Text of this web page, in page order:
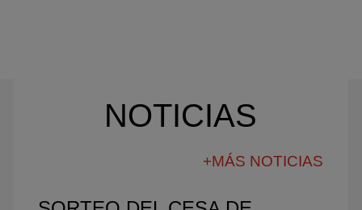
NOTICIAS
+MÁS NOTICIAS